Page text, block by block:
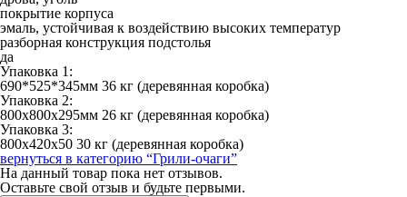
покрытие корпуса
эмаль, устойчивая к воздействию высоких температур
разборная конструкция подстолья
да
Упаковка 1:
690*525*345мм 36 кг (деревянная коробка)
Упаковка 2:
800x800x295мм 26 кг (деревянная коробка)
Упаковка 3:
800x420x50 30 кг (деревянная коробка)
вернуться в категорию “Грили-очаги”
На данный товар пока нет отзывов.
Оставьте свой отзыв и будьте первыми.